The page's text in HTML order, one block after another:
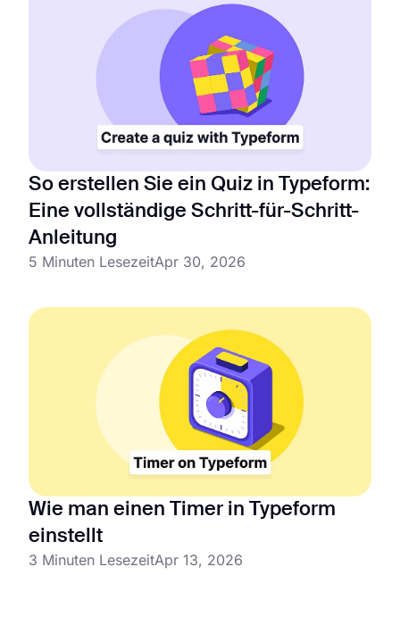
So erstellen Sie ein Quiz in Typeform:
Eine vollständige Schritt-für-Schritt-
Anleitung
5 Minuten LesezeitApr 30, 2026
Wie man einen Timer in Typeform
einstellt
3 Minuten LesezeitApr 13, 2026